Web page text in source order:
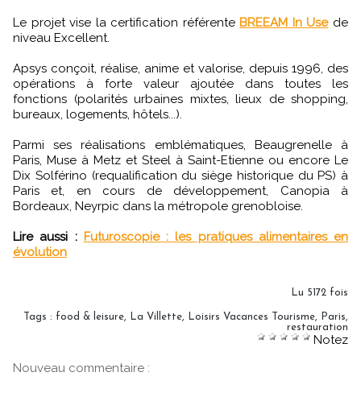
Le projet vise la certification référente BREEAM In Usede
niveau Excellent.
Apsys conçoit, réalise, anime et valorise, depuis 1996, des
opérations à forte valeur ajoutée dans toutes les
fonctions (polarités urbaines mixtes, lieux de shopping,
bureaux, logements, hôtels...).
Parmi ses réalisations emblématiques, Beaugrenelle à
Paris, Muse à Metz et Steel à Saint-Etienne ou encore Le
Dix Solférino (requalification du siège historique du PS) à
Paris et, en cours de développement, Canopia à
Bordeaux, Neyrpic dans la métropole grenobloise.
Lire aussi : Futuroscopie : les pratiques alimentaires en
évolution
Lu 5172 fois
Tags : food & leisure, La Villette, Loisirs Vacances Tourisme, Paris,
restauration
Notez
Nouveau commentaire :